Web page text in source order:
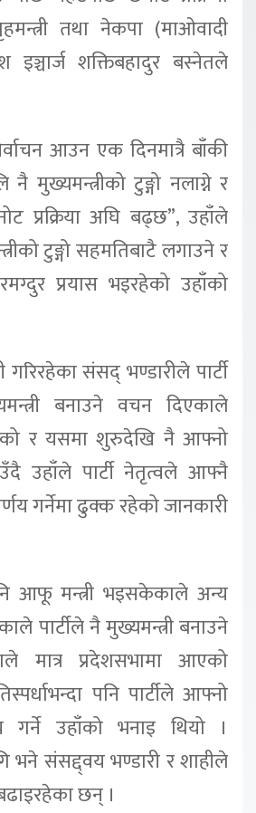
तथा नेकपा (माओवादी
इञ्चार्ज शक्तिबहादुर बस्नेतले
आउन एक दिनमात्रै बाँकी
मुख्यमन्त्रीको टुङ्गो नलाग्ने र
प्रक्रिया अघि बढ्छ”, उहाँले
टुङ्गो सहमतिबाटै लगाउने र
प्रयास भइरहेको उहाँको
गरिरहेका संसद् भण्डारीले पार्टी
बनाउने वचन दिएकाले
र यसमा शुरुदेखि नै आफ्नो
उहाँले पार्टी नेतृत्वले आफ्नै
गर्नेमा ढुक्क रहेको जानकारी
आफू मन्त्री भइसकेकाले अन्य
पार्टीले नै मुख्यमन्त्री बनाउने
मात्र प्रदेशसभामा आएको
पनि पार्टीले आफ्नो
गर्ने उहाँको भनाइ थियो ।
भने संसद्द्वय भण्डारी र शाहीले
छन् ।